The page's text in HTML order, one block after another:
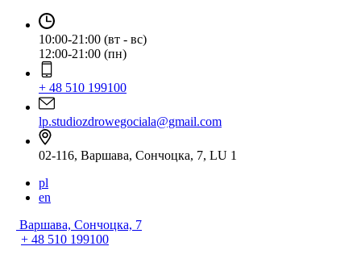
10:00-21:00 (вт - вс)
12:00-21:00 (пн)
+ 48 510 199100
lp.studiozdrowegociala@gmail.com
02-116, Варшава, Сончоцка, 7, LU 1
pl
en
Варшава, Сончоцка, 7
+ 48 510 199100